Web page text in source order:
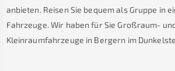
anbieten. Reisen Sie bequem als Gruppe in
Fahrzeuge. Wir haben für Sie Großraum-
Kleinraumfahrzeuge in Bergern im